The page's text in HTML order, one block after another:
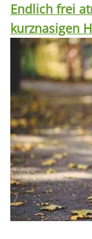
Endlich frei
kurznasigen